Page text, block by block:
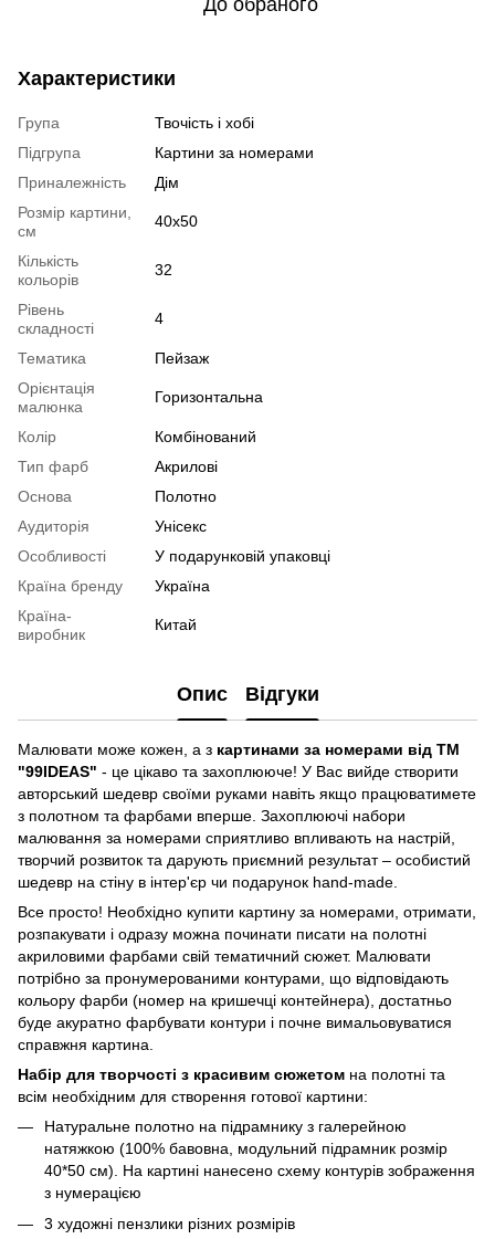
До обраного
Характеристики
Група
Твочість і хобі
Підгрупа
Картини за номерами
Приналежність
Дім
Розмір картини,
см
40х50
Кількість
кольорів
32
Рівень
складності
4
Тематика
Пейзаж
Орієнтація
малюнка
Горизонтальна
Колір
Комбінований
Тип фарб
Акрилові
Основа
Полотно
Аудиторія
Унісекс
Особливості
У подарунковій упаковці
Країна бренду
Україна
Країна-
виробник
Китай
Опис Відгуки
Малювати може кожен, а з картинами за номерами від ТМ
"99IDEAS" - це цікаво та захоплююче! У Вас вийде створити
авторський шедевр своїми руками навіть якщо працюватимете
з полотном та фарбами вперше. Захоплюючі набори
малювання за номерами сприятливо впливають на настрій,
творчий розвиток та дарують приємний результат – особистий
шедевр на стіну в інтер'єр чи подарунок hand-made.
Все просто! Необхідно купити картину за номерами, отримати,
розпакувати і одразу можна починати писати на полотні
акриловими фарбами свій тематичний сюжет. Малювати
потрібно за пронумерованими контурами, що відповідають
кольору фарби (номер на кришечці контейнера), достатньо
буде акуратно фарбувати контури і почне вимальовуватися
справжня картина.
Набір для творчості з красивим сюжетом на полотні та
всім необхідним для створення готової картини:
Натуральне полотно на підрамнику з галерейною
натяжкою (100% бавовна, модульний підрамник розмір
40*50 см). На картині нанесено схему контурів зображення
з нумерацією
3 художні пензлики різних розмірів